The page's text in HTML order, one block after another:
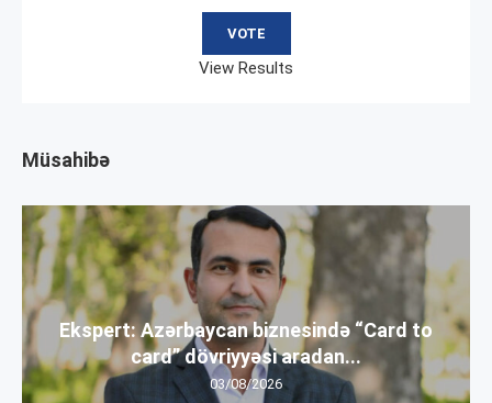
View Results
Müsahibə
Ekspert: Azərbaycan biznesində “Card to
card” dövriyyəsi aradan...
03/08/2026